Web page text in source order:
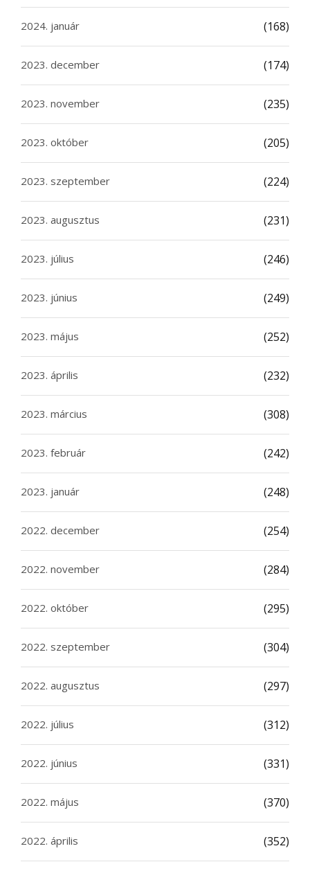
2024. január (168)
2023. december (174)
2023. november (235)
2023. október (205)
2023. szeptember (224)
2023. augusztus (231)
2023. július (246)
2023. június (249)
2023. május (252)
2023. április (232)
2023. március (308)
2023. február (242)
2023. január (248)
2022. december (254)
2022. november (284)
2022. október (295)
2022. szeptember (304)
2022. augusztus (297)
2022. július (312)
2022. június (331)
2022. május (370)
2022. április (352)